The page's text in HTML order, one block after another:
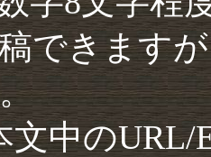
できます
中のURL/